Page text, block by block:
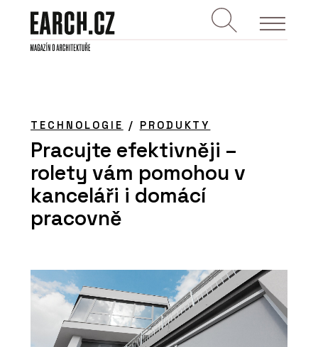
TECHNOLOGIE / PRODUKTY
Pracujte efektivněji –
rolety vám pomohou v
kanceláři i domácí
pracovně